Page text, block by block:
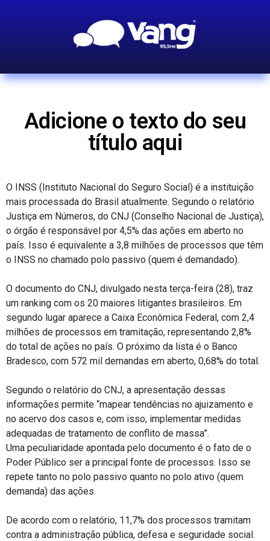
Adicione o texto do seu
título aqui
O INSS (Instituto Nacional do Seguro Social) é a instituição
mais processada do Brasil atualmente. Segundo o relatório
Justiça em Números, do CNJ (Conselho Nacional de Justiça),
o órgão é responsável por 4,5% das ações em aberto no
país. Isso é equivalente a 3,8 milhões de processos que têm
o INSS no chamado polo passivo (quem é demandado).
O documento do CNJ, divulgado nesta terça-feira (28), traz
um ranking com os 20 maiores litigantes brasileiros. Em
segundo lugar aparece a Caixa Econômica Federal, com 2,4
milhões de processos em tramitação, representando 2,8%
do total de ações no país. O próximo da lista é o Banco
Bradesco, com 572 mil demandas em aberto, 0,68% do total.
Segundo o relatório do CNJ, a apresentação dessas
informações permite “mapear tendências no ajuizamento e
no acervo dos casos e, com isso, implementar medidas
adequadas de tratamento de conflito de massa”.
Uma peculiaridade apontada pelo documento é o fato de o
Poder Público ser a principal fonte de processos. Isso se
repete tanto no polo passivo quanto no polo ativo (quem
demanda) das ações.
De acordo com o relatório, 11,7% dos processos tramitam
contra a administração pública, defesa e seguridade social.